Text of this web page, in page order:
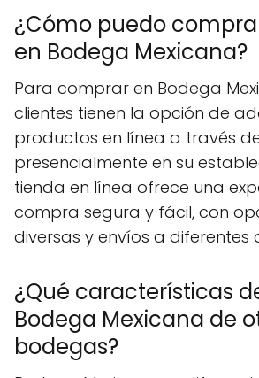
¿Cómo puedo
en Bodega Mexicana?
Para comprar en Bodega
clientes tienen la opción de
productos en línea a través
presencialmente en su
tienda en línea ofrece una
compra segura y fácil, con
diversas y envíos a diferentes
¿Qué características
Bodega Mexicana de
bodegas?